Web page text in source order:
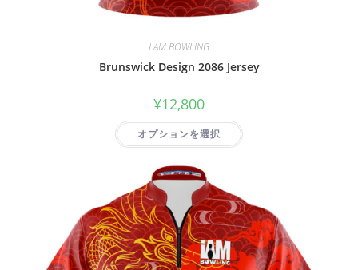
I AM BOWLING
Brunswick Design 2086 Jersey
¥12,800
オプションを選択